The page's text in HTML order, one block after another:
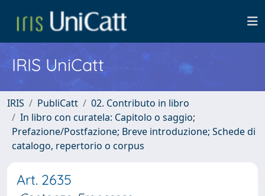
IRIS UniCatt
IRIS PubliCatt
02. Contributo in libro
In libro con curatela: Capitolo o saggio;
Prefazione/Postfazione; Breve introduzione; Schede di
catalogo, repertorio o corpus
Art. 2635